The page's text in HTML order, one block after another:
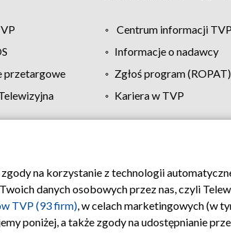
Centrum informacji TVP
Informacje o nadawcy
przetargowe Zgłoś program (ROPAT)
Kariera w TVP
Polityka prywatności Moje zgody
na korzystanie z technologii
danych osobowych przez nas, czyli
TVP (93 firm), w celach marketingowych (w
poniżej, a także zgody na udostępnianie